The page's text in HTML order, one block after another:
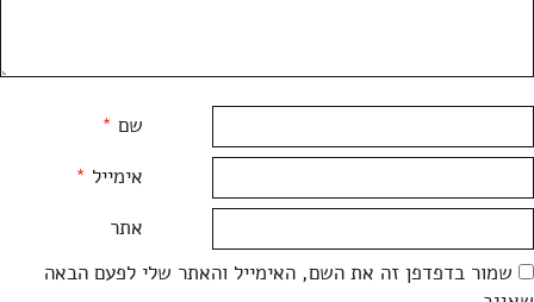
שם *
אימייל *
אתר
שמור בדפדפן זה את השם, האימייל והאתר שלי לפעם הבאה